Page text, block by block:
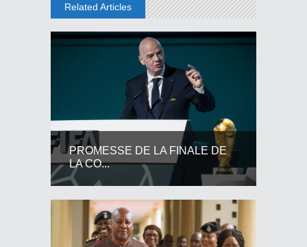
Related Articles
PROMESSE DE LA FINALE DE
LA CO...